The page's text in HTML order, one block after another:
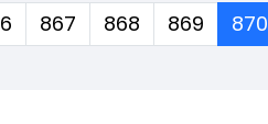
867 868 869 870